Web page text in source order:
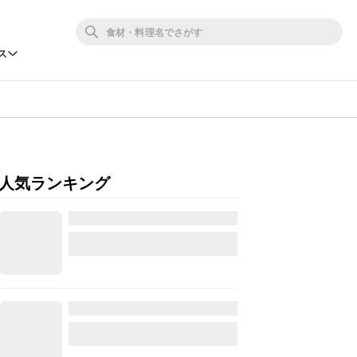
人気ランキング